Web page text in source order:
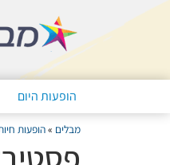
הופעות היום
מבלים »הופעות